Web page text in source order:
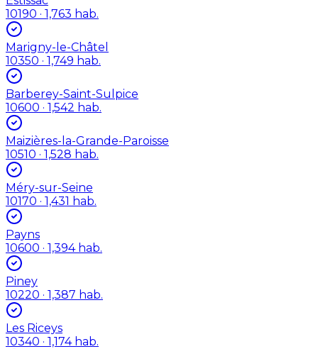
10190 · 1,763 hab.
Marigny-le-Châtel
10350 · 1,749 hab.
Barberey-Saint-Sulpice
10600 · 1,542 hab.
Maizières-la-Grande-Paroisse
10510 · 1,528 hab.
Méry-sur-Seine
10170 · 1,431 hab.
Payns
10600 · 1,394 hab.
Piney
10220 · 1,387 hab.
Les Riceys
10340 · 1,174 hab.